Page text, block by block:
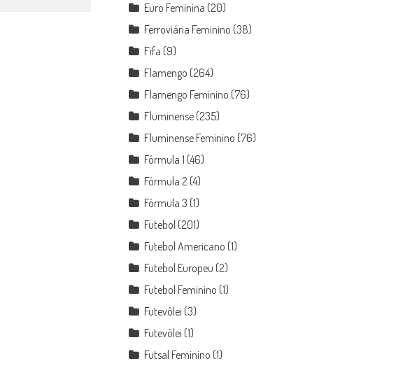
Euro Feminina (20)
Ferroviária Feminino (38)
Fifa (9)
Flamengo (264)
Flamengo Feminino (76)
Fluminense (235)
Fluminense Feminino (76)
Fórmula 1 (46)
Fórmula 2 (4)
Fórmula 3 (1)
Futebol (201)
Futebol Americano (1)
Futebol Europeu (2)
Futebol Feminino (1)
Futevôlei (3)
Futevôlei (1)
Futsal Feminino (1)